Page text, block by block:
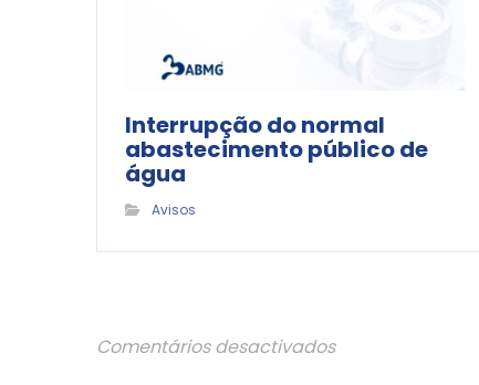
Interrupção do normal
abastecimento público de
água
Avisos
Comentários desactivados